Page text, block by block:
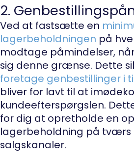
2.
Ved at fastsætte en
lagerbeholdningen på
modtage påmindelser,
sig denne grænse. Dette
foretage genbestillinger i
bliver for lavt til at
kundeefterspørgslen.
for dig at opretholde en
lagerbeholdning på tværs
salgskanaler.